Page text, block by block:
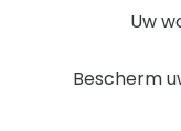
Uw
Bescherm